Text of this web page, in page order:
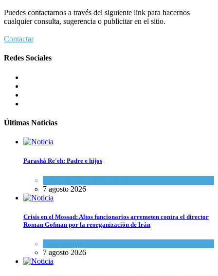
Puedes contactarnos a través del siguiente link para hacernos
cualquier consulta, sugerencia o publicitar en el sitio.
Contactar
Redes Sociales
Últimas Noticias
Parashá Re'eh: Padre e hijos
7 agosto 2026
Crisis en el Mossad: Altos funcionarios arremeten contra el director
Roman Gofman por la reorganización de Irán
7 agosto 2026